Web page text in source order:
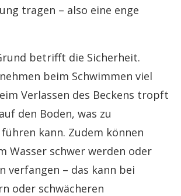
tragen – also eine enge
betrifft die Sicherheit.
beim Schwimmen viel
Verlassen des Beckens tropft
den Boden, was zu
kann. Zudem können
Wasser schwer werden oder
verfangen – das kann bei
oder schwächeren